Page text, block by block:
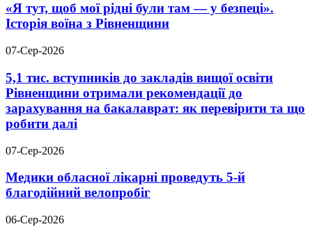
«Я тут, щоб мої рідні були там — у безпеці».
Історія воїна з Рівненщини
07-Сер-2026
5,1 тис. вступників до закладів вищої освіти
Рівненщини отримали рекомендації до
зарахування на бакалаврат: як перевірити та що
робити далі
07-Сер-2026
Медики обласної лікарні проведуть 5-й
благодійний велопробіг
06-Сер-2026